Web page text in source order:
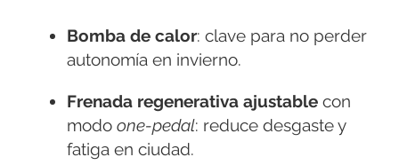
Bomba de calor: clave para no perder
autonomía en invierno.
Frenada regenerativa ajustable con
modo one-pedal: reduce desgaste y
fatiga en ciudad.